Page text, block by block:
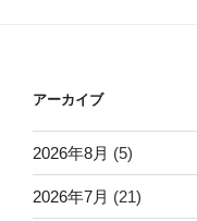
アーカイブ
2026年8月 (5)
2026年7月 (21)